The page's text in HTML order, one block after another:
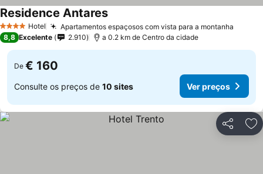
4 EstrelasHotel Apartamentos espaçosos com vista para a montanha
Residence AntaresVer preços
8,8 Excelente 2.910 a 0.2 km de Centro da cidade
De € 160
Consulte os preços de 10 sites Ver preços
Partilhar